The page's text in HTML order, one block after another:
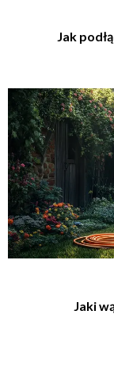
Jak
Jaki